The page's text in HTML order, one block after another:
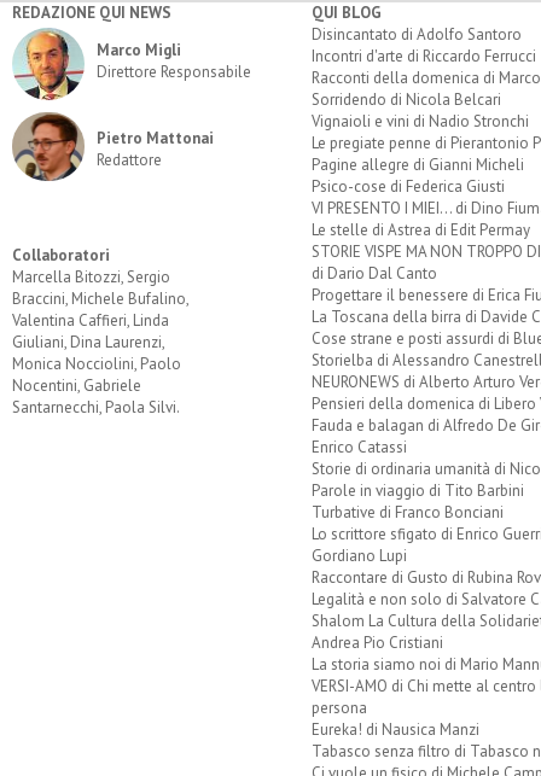
REDAZIONE QUI NEWS
Marco Migli
Direttore Responsabile
Pietro Mattonai
Redattore
Collaboratori
Marcella Bitozzi, Sergio
Braccini, Michele Bufalino,
Valentina Caffieri, Linda
Giuliani, Dina Laurenzi,
Monica Nocciolini, Paolo
Nocentini, Gabriele
Santarnecchi, Paola Silvi.
QUI BLOG
Disincantato di Adolfo Santoro
Incontri d'arte di Riccardo Ferrucci
Racconti della domenica di
Sorridendo di Nicola Belcari
Vignaioli e vini di Nadio Stronchi
Le pregiate penne di Pierantonio
Pagine allegre di Gianni Micheli
Psico-cose di Federica Giusti
VI PRESENTO I MIEI... di Dino
Le stelle di Astrea di Edit Permay
STORIE VISPE MA NON TROPPO
di Dario Dal Canto
Progettare il benessere di Erica
La Toscana della birra di Davide
Cose strane e posti assurdi di
Storielba di Alessandro
NEURONEWS di Alberto Arturo
Pensieri della domenica di Libero
Fauda e balagan di Alfredo De
Enrico Catassi
Storie di ordinaria umanità di
Parole in viaggio di Tito Barbini
Turbative di Franco Bonciani
Lo scrittore sfigato di Enrico
Gordiano Lupi
Raccontare di Gusto di Rubina
Legalità e non solo di Salvatore
Shalom La Cultura della
Andrea Pio Cristiani
La storia siamo noi di Mario
VERSI-AMO di Chi mette al centro
persona
Eureka! di Nausica Manzi
Tabasco senza filtro di Tabasco